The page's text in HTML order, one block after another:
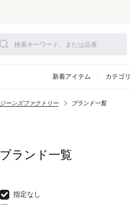
新着アイテム カテゴリ
ジーンズファクトリー ブランド一覧
ブランド一覧
指定なし